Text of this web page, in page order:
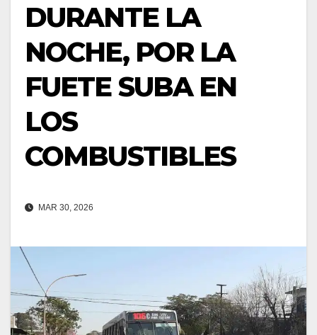
DURANTE LA
NOCHE, POR LA
FUETE SUBA EN
LOS
COMBUSTIBLES
MAR 30, 2026